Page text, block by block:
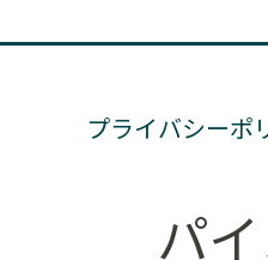
プライバシーポ
パ